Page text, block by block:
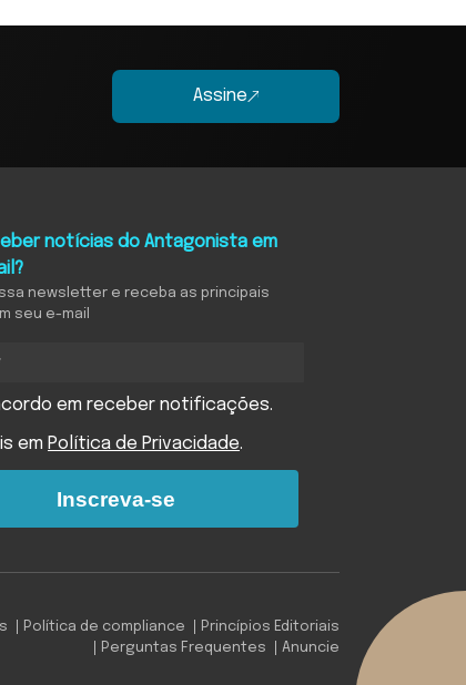
Assine
notícias do Antagonista em
newsletter e receba as principais
seu e-mail
em receber notificações.
em Política de Privacidade.
Inscreva-se
Política de compliance
Princípios Editoriais
Perguntas Frequentes
Anuncie